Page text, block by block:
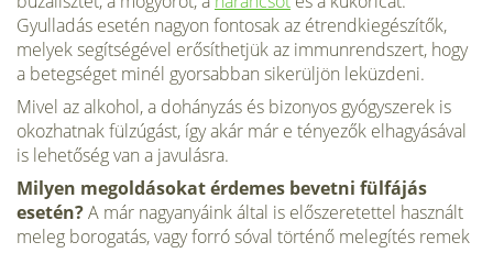
Gyulladás esetén nagyon fontosak az étrendkiegészítők,
melyek segítségével erősíthetjük az immunrendszert, hogy
a betegséget minél gyorsabban sikerüljön leküzdeni.
Mivel az alkohol, a dohányzás és bizonyos gyógyszerek is
okozhatnak fülzúgást, így akár már e tényezők elhagyásával
is lehetőség van a javulásra.
Milyen megoldásokat érdemes bevetni fülfájás
esetén?A már nagyanyáink által is előszeretettel használt
meleg borogatás, vagy forró sóval történő melegítés remek